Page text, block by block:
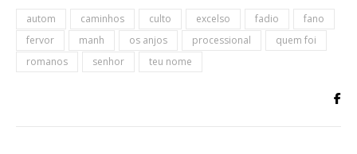
autom caminhos culto excelso fadio
fano
fervor
manh os anjos processional
quem foi
romanos
senhor teu nome